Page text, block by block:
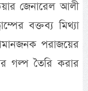
জেনারেল আলী
বক্তব্য মিথ্যা
পরাজয়ের
গল্প তৈরি করার